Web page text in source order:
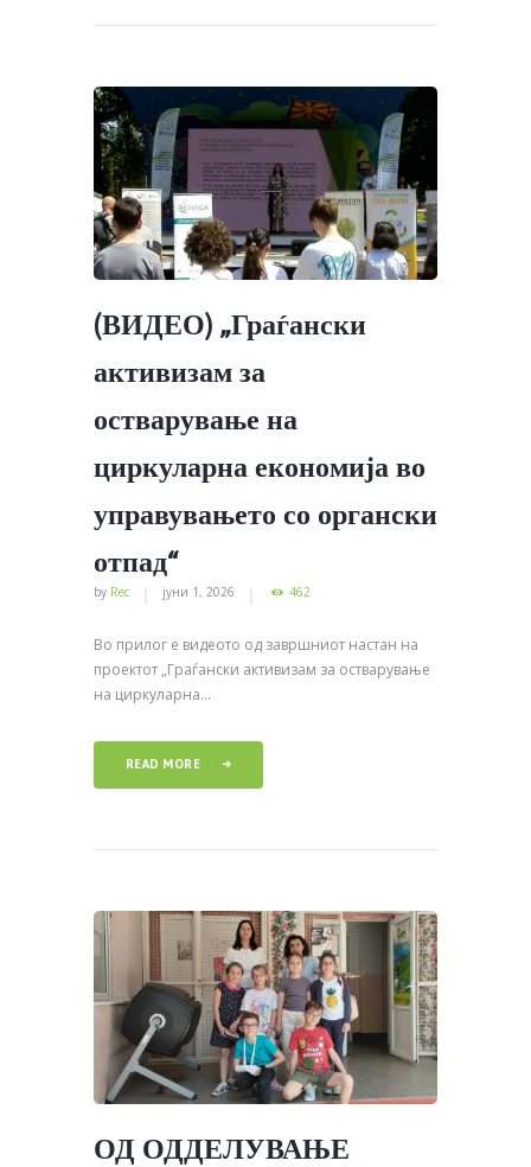
(ВИДЕО) „Граѓански
активизам за
остварување на
циркуларна економија во
управувањето со органски
отпад“
by Rec јуни 1, 2026 462
Во прилог е видеото од завршниот настан на
проектот „Граѓански активизам за остварување
на циркуларна...
READ MORE
ОД ОДДЕЛУВАЊЕ